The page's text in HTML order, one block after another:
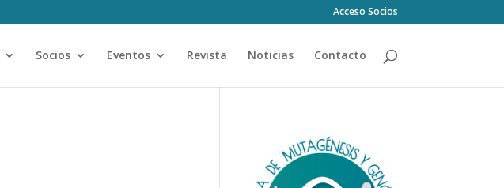
Acceso Socios
Socios Eventos Revista Noticias Contacto